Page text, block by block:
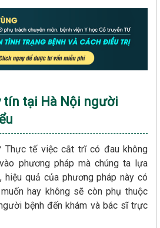
tín tại Hà Nội người
Thực tế việc cắt trĩ có đau không
phương pháp mà chúng ta lựa
hiệu quả của phương pháp này có
hay không sẽ còn phụ thuộc
bệnh đến khám và bác sĩ trực